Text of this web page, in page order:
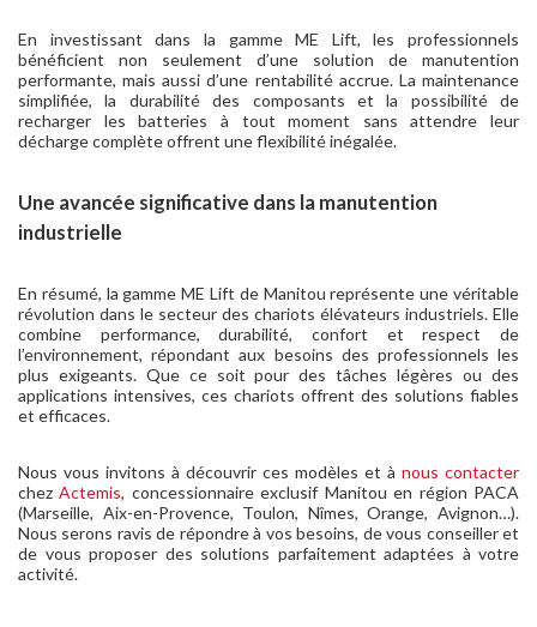
En investissant dans la gamme ME Lift, les professionnels
bénéficient non seulement d’une solution de manutention
performante, mais aussi d’une rentabilité accrue. La maintenance
simplifiée, la durabilité des composants et la possibilité de
recharger les batteries à tout moment sans attendre leur
décharge complète offrent une flexibilité inégalée.
Une avancée significative dans la manutention
industrielle
En résumé, la gamme ME Lift de Manitou représente une véritable
révolution dans le secteur des chariots élévateurs industriels. Elle
combine performance, durabilité, confort et respect de
l’environnement, répondant aux besoins des professionnels les
plus exigeants. Que ce soit pour des tâches légères ou des
applications intensives, ces chariots offrent des solutions fiables
et efficaces.
Nous vous invitons à découvrir ces modèles et à nous contacter
chezActemis, concessionnaire exclusif Manitou en région PACA
(Marseille, Aix-en-Provence, Toulon, Nîmes, Orange, Avignon…).
Nous serons ravis de répondre à vos besoins, de vous conseiller et
de vous proposer des solutions parfaitement adaptées à votre
activité.